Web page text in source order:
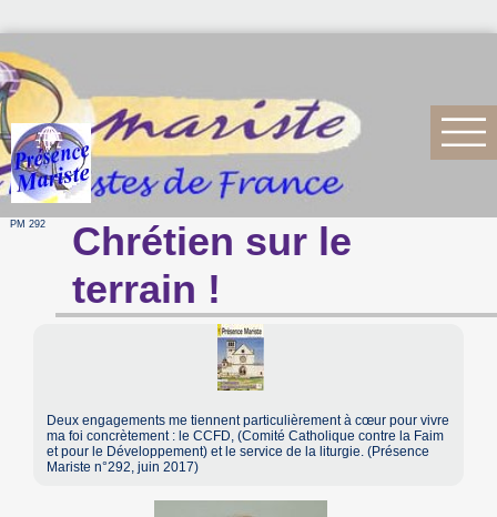
PM 292
Chrétien sur le
terrain !
Deux engagements me tiennent particulièrement à cœur pour vivre
ma foi concrètement : le CCFD, (Comité Catholique contre la Faim
et pour le Développement) et le service de la liturgie. (Présence
Mariste n°292, juin 2017)